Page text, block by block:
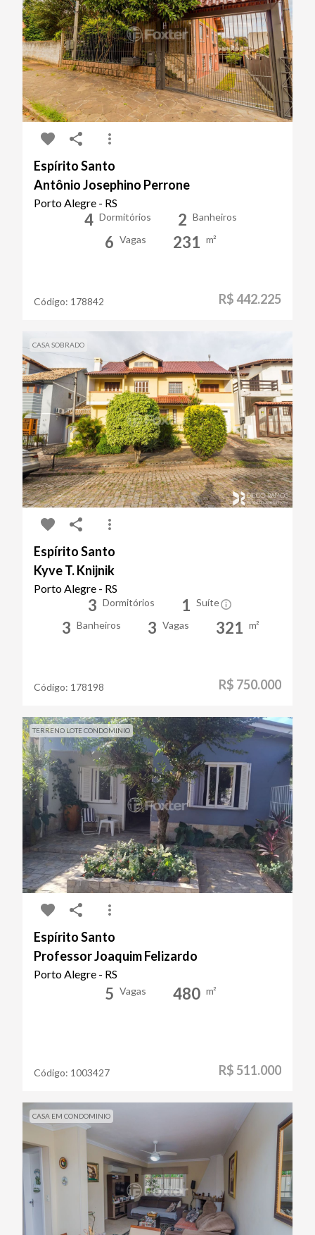
Espírito Santo
Antônio Josephino Perrone
Porto Alegre - RS
4 Dormitórios 2 Banheiros
6 Vagas 231 m²
Código: 178842 R$ 442.225
CASA SOBRADO
Espírito Santo
Kyve T. Knijnik
Porto Alegre - RS
3 Dormitórios 1 Suíte
3 Banheiros 3 Vagas 321 m²
Código: 178198 R$ 750.000
TERRENO LOTE CONDOMINIO
Espírito Santo
Professor Joaquim Felizardo
Porto Alegre - RS
5 Vagas 480 m²
Código: 1003427 R$ 511.000
CASA EM CONDOMINIO